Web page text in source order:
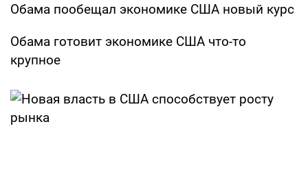
Обама пообещал экономике США новый курс
Обама готовит экономике США что-то
крупное